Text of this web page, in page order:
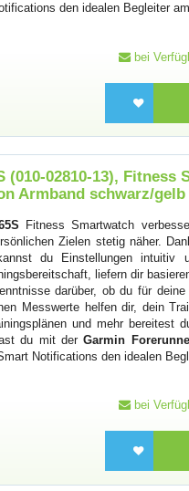
den idealen Begleiter
bei
(010-02810-13), Fitness
Armband schwarz/gelb
Fitness Smartwatch
Zielen stetig näher.
du Einstellungen intuitiv
liefern dir
darüber, ob du für
Messwerte helfen dir, dein
und mehr bereitest
du mit derGarmin
Notifications den idealen
bei